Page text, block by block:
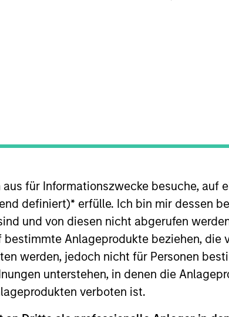
aus für Informationszwecke besuche, auf
definiert)* erfülle. Ich bin mir dessen
und von diesen nicht abgerufen
Anlageprodukte beziehen, die
werden, jedoch nicht für Personen
unterstehen, in denen die
verboten ist.
Die Rendite kann infolge von
und Index-Daten stammen von Morgan